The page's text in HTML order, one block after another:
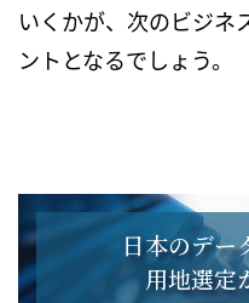
いくかが、次のビジネ
ントとなるでしょう。
日本のデー
用地選定